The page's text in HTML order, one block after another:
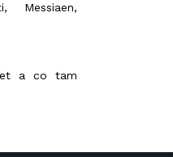
Messiaen,
a co tam